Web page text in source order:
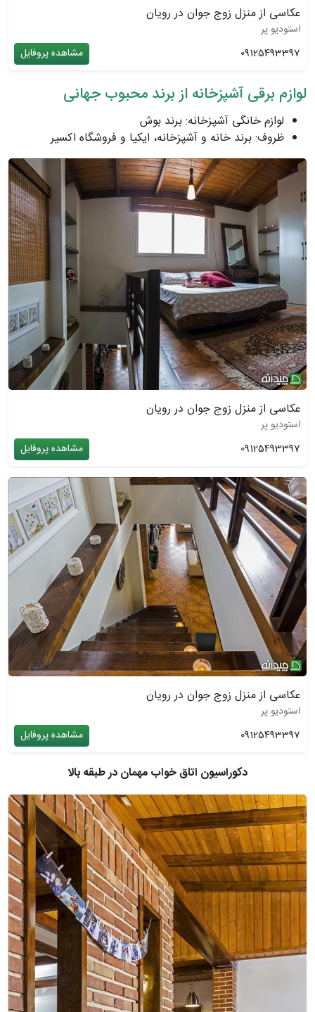
عکاسی از منزل زوج جوان در رویان
استودیو پر
09125493397
مشاهده پروفایل
لوازم برقی آشپزخانه از برند محبوب جهانی
لوازم خانگی آشپزخانه: برند بوش
ظروف: برند خانه و آشپزخانه، ايكيا و فروشگاه اكسير
عکاسی از منزل زوج جوان در رویان
استودیو پر
09125493397
مشاهده پروفایل
عکاسی از منزل زوج جوان در رویان
استودیو پر
09125493397
مشاهده پروفایل
دکوراسیون اتاق خواب مهمان در طبقه بالا